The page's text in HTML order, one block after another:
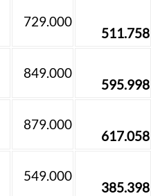
729.000
511.758
849.000
595.998
879.000
617.058
549.000
385.398